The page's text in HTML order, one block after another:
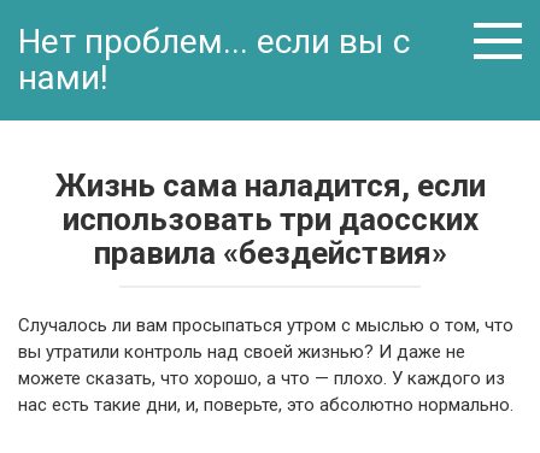
контенту
Нет проблем... если вы с
нами!
Жизнь сама наладится, если
использовать три даосских
правила «бездействия»
Случалось ли вам просыпаться утром с мыслью о том, что
вы утратили контроль над своей жизнью? И даже не
можете сказать, что хорошо, а что — плохо. У каждого из
нас есть такие дни, и, поверьте, это абсолютно нормально.